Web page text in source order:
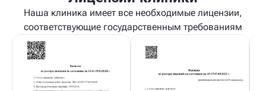
Наша клиника имеет все необходимые лицензии,
соответствующие государственным требованиям